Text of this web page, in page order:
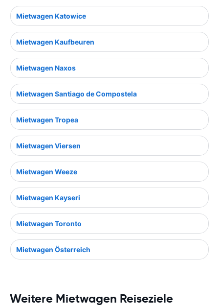
Mietwagen Katowice
Mietwagen Kaufbeuren
Mietwagen Naxos
Mietwagen Santiago de Compostela
Mietwagen Tropea
Mietwagen Viersen
Mietwagen Weeze
Mietwagen Kayseri
Mietwagen Toronto
Mietwagen Österreich
Weitere Mietwagen Reiseziele